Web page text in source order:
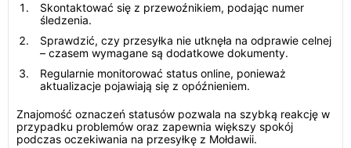
Skontaktować się z przewoźnikiem, podając numer
śledzenia.
Sprawdzić, czy przesyłka nie utknęła na odprawie celnej
– czasem wymagane są dodatkowe dokumenty.
Regularnie monitorować status online, ponieważ
aktualizacje pojawiają się z opóźnieniem.
Znajomość oznaczeń statusów pozwala na szybką reakcję w
przypadku problemów oraz zapewnia większy spokój
podczas oczekiwania na przesyłkę z Mołdawii.